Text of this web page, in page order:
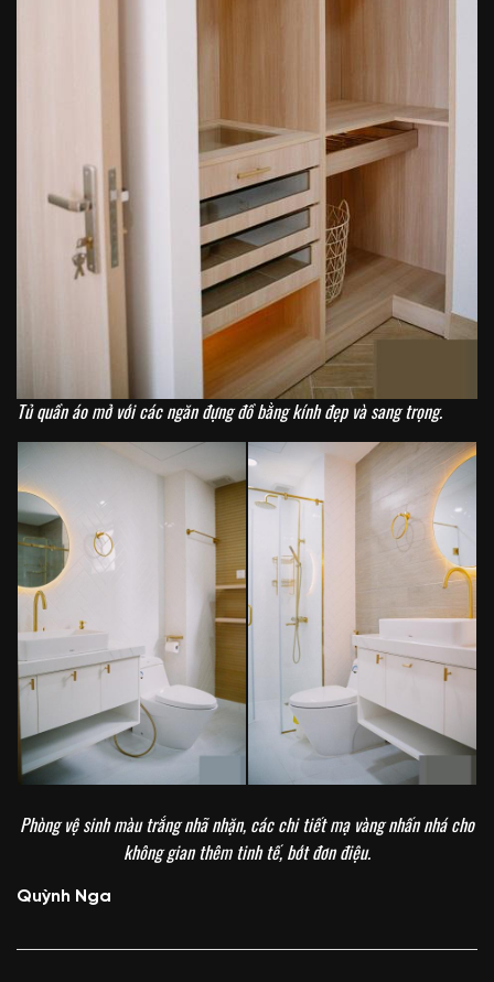
Tủ quần áo mở với các ngăn đựng đồ bằng kính đẹp và sang trọng.
Phòng vệ sinh màu trắng nhã nhặn, các chi tiết mạ vàng nhấn nhá cho
không gian thêm tinh tế, bớt đơn điệu.
Quỳnh Nga